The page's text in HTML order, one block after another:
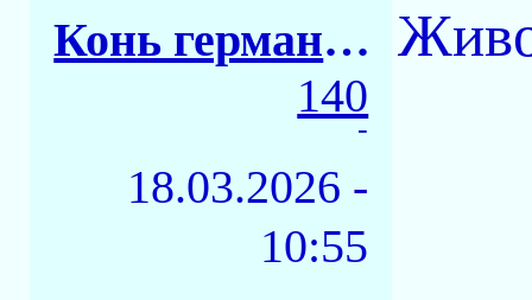
Конь германский
140
-
18.03.2026 -
10:55